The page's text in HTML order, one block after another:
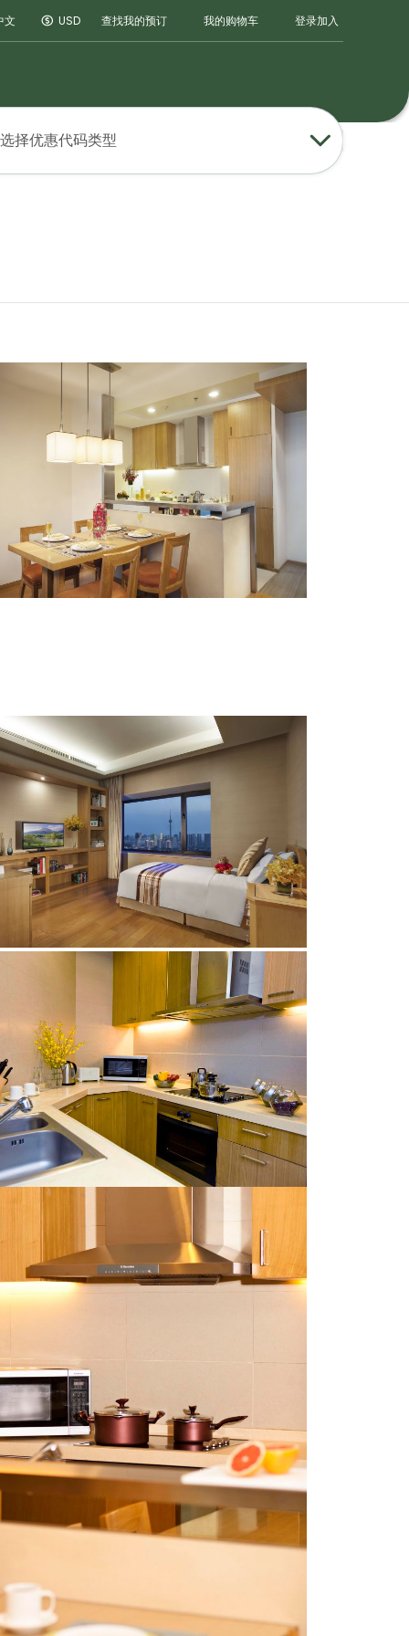
文 USD 查找我的预订 我的购物车 登录加入
选择优惠代码类型